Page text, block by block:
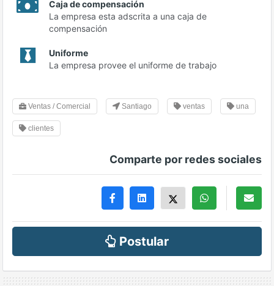
Caja de compensación
La empresa esta adscrita a una caja de
compensación
Uniforme
La empresa provee el uniforme de trabajo
Ventas / Comercial Santiago ventas una
clientes
Comparte por redes sociales
Postular